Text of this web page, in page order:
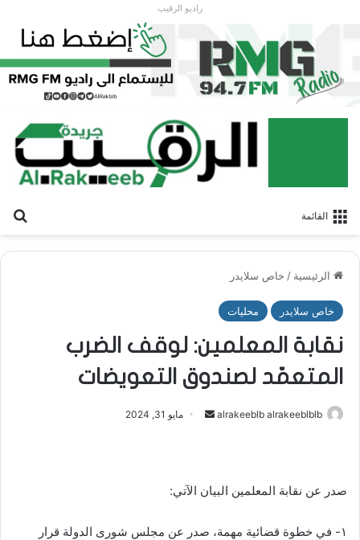
راديو الرقيب
القائمة
الرئيسية / خاص سلايدر
خاص سلايدر محليات
نقابة المعلمين: لوقف الضرب
المتعمّد لصندوق التعويضات
alrakeeblb alrakeeblblb
أرسل مايو 31, 2024
صدر عن نقابة المعلمين البيان الآتي:
١- في خطوة قضائية مهمة، صدر عن مجلس شورى الدولة قرار